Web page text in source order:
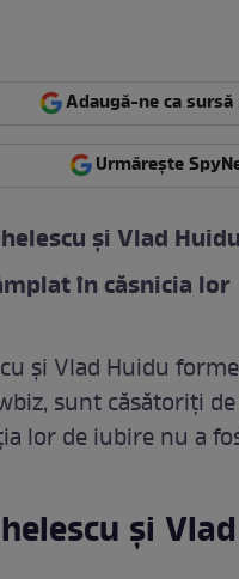
Adaugă-ne ca
Urmărește
și Vlad
în căsnicia lor
și Vlad Huidu
sunt căsătoriți de
lor de iubire nu a
și